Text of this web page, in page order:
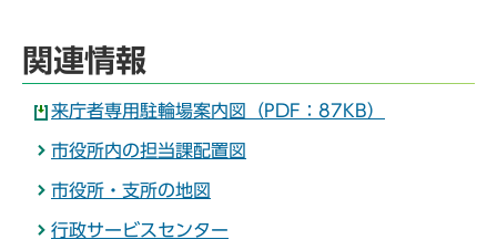
関連情報
来庁者専用駐輪場案内図（PDF：87KB）
市役所内の担当課配置図
市役所・支所の地図
行政サービスセンター